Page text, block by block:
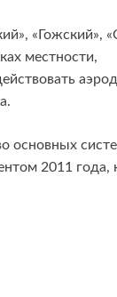
«Гожский»,
местности,
основных
2011 года,